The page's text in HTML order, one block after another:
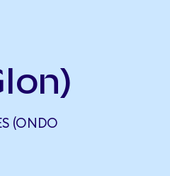
(ONDO